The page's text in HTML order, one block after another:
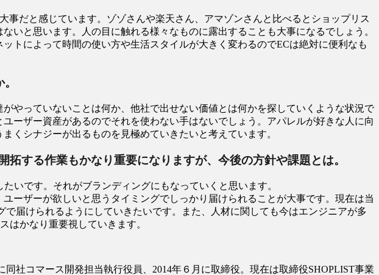
だと感じています。ゾゾさんや楽天さん、アマゾンさんと比べるとショップリス
いと思います。人の目に触れる様々なものに露出することも大事になるでしょう。
トによって時間の使い方や生活スタイルが大きく変わるのでECは絶対に便利なも
やっていないことは何か、他社で出せない価値とは何かを探していくような状況で
ーザー資産があるのでそれを使わない手はないでしょう。アパレルが好きな人に向
くシナジーが出るものを見極めていきたいと考えています。
する作業もかなり重要になりますが、今後の方針や課題とは。
いです。それがブランディングにもなっていくと思います。
ーザーが欲しいと思うタイミングでしっかり届けられることが大事です。現在は当
届けられるようにしていきたいです。また、人材に関しても今はエンジニアが多
はかなり重要視していきます。
社コマース開発担当執行役員、2014年６月に取締役。現在は取締役SHOPLIST事業